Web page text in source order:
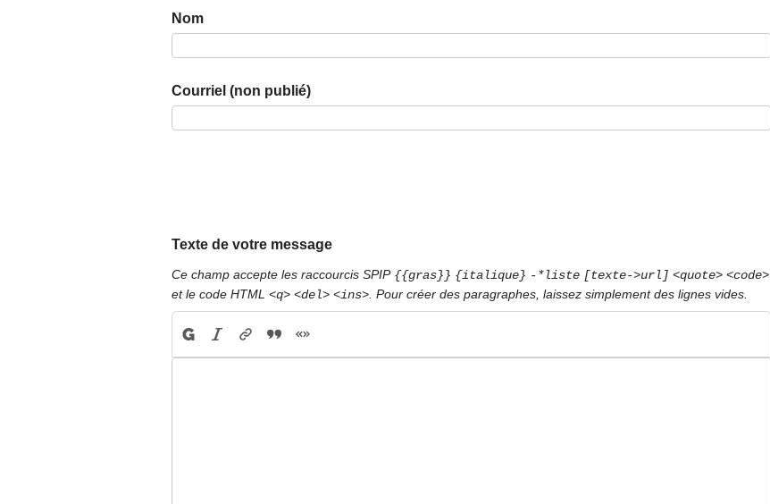
Nom
Courriel (non publié)
Texte de votre message
Ce champ accepte les raccourcis SPIP {{gras}} {italique} -*liste [texte->url] <quote> <code>
et le code HTML <q> <del> <ins> . Pour créer des paragraphes, laissez simplement des lignes vides.